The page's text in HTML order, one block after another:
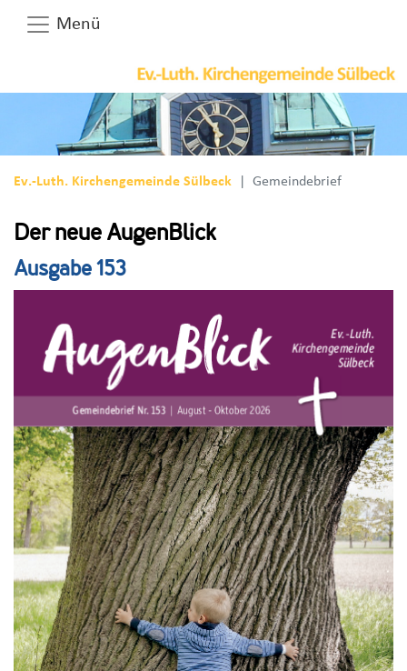
Menü
Ev.-Luth. Kirchengemeinde Sülbeck Gemeindebrief
Der neue AugenBlick
Ausgabe 153